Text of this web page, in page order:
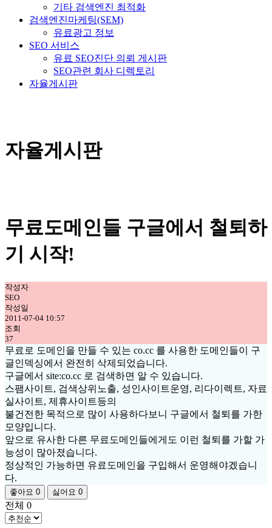
기타 검색엔진 최적화
검색엔진마케팅(SEM)
유료광고 정보
SEO 서비스
유료 SEO진단 의뢰 게시판
SEO관련 회사 디렉토리
자율게시판
자율게시판
무료도메인들 구글에서 철퇴하
기 시작!
작성자
SEO
작성일
2011-07-04 10:57
조회
37
무료로 도메인을 만들 수 있는 co.cc 를 사용한 도메인들이 구
글인덱싱에서 완전히 삭제되었습니다.
구글에서 site:co.cc 로 검색하면 알 수 있습니다.
스팸사이트, 검색상위노출, 성인사이트운영, 리다이렉트, 자료
실사이트, 제휴사이트등의
불건전한 목적으로 많이 사용하다보니 구글에서 철퇴를 가한
모양입니다.
앞으로 유사한 다른 무료도메인들에게도 이런 철퇴를 가할 가
능성이 많아졌습니다.
정상적인 가능하면 유료도메인을 구입해서 운영해야겠습니
다.
좋아요 0 싫어요 0
전체 0